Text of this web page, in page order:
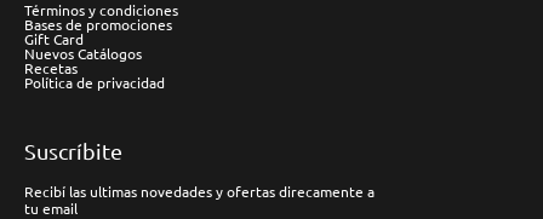
Términos y condiciones
Bases de promociones
Gift Card
Nuevos Catálogos
Recetas
Política de privacidad
Suscríbite
Recibí las ultimas novedades y ofertas direcamente a
tu email